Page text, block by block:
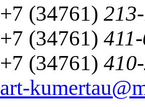
+7 (34761)
+7 (34761)
+7 (34761)
art-